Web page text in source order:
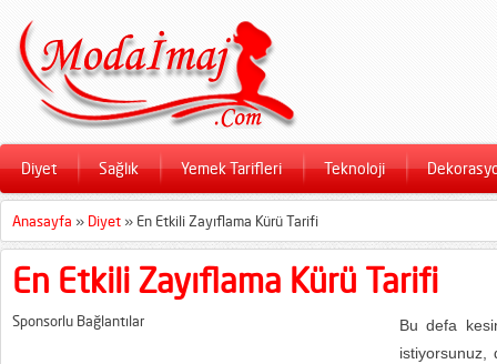
Diyet Sağlık Yemek Tarifleri Teknoloji
Anasayfa » Diyet » En Etkili Zayıflama Kürü Tarifi
En Etkili Zayıflama Kürü Tarifi
Sponsorlu Bağlantılar
Bu defa
istiyorsunuz,